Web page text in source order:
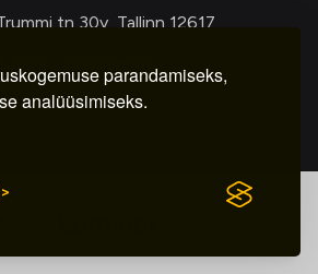
parandamiseks,
analüüsimiseks.
tn 30y, Tallinn 12617
Kauba väljastamine:
R – 9.00 – 18.00